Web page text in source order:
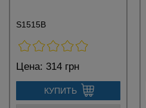
S1515B
Цена: 314 грн
КУПИТЬ